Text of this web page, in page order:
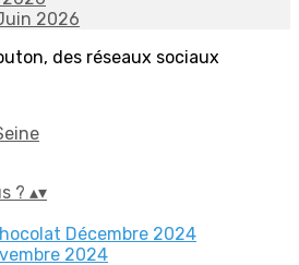
2026
des réseaux sociaux
? ▴▾
Décembre 2024
2024